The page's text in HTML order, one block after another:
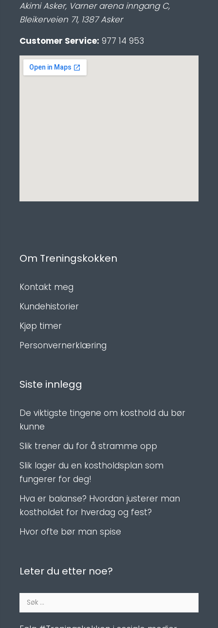
Akimi Asker, Varner arena inngang C,
Bleikerveien 71, 1387 Asker
Customer Service: 977 14 953
Om Treningskokken
Kontakt meg
Kundehistorier
Kjøp timer
Personvernerklæring
Siste innlegg
De viktigste tingene om kosthold du bør
kunne
Slik trener du for å stramme opp
Slik lager du en kostholdsplan som
fungerer for deg!
Hva er balanse? Hvordan justerer man
kostholdet for hverdag og fest?
Hvor ofte bør man spise
Leter du etter noe?
Søk
etter: